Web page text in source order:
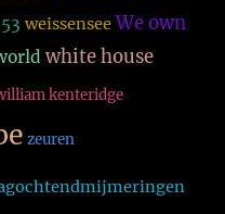
weissensee We own
white house
kenteridge
zeuren